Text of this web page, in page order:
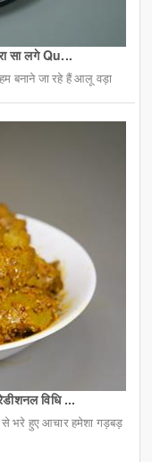
सा लगे Qu...
बनाने जा रहे हैं आलू वड़ा
विधि ...
भरे हुए आचार हमेशा गड़बड़